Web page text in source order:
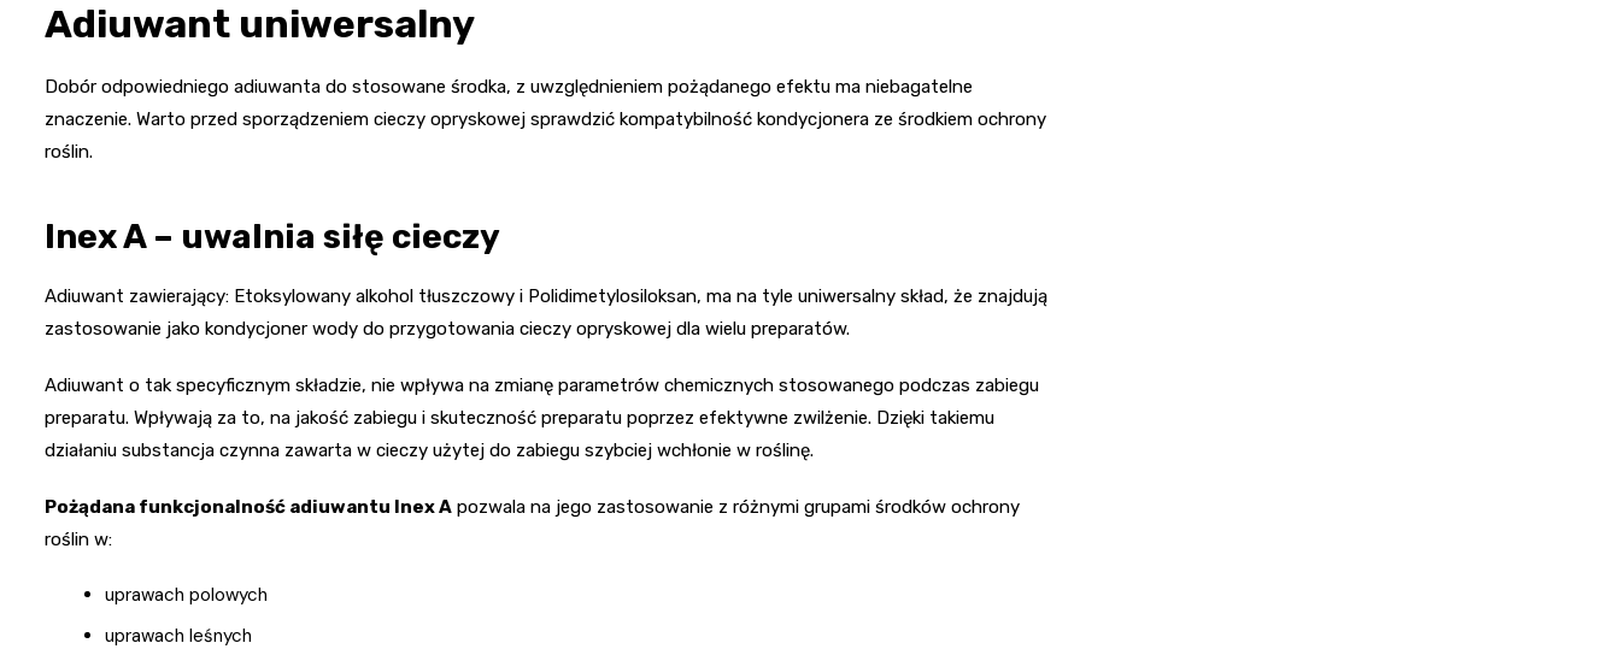
Adiuwant uniwersalny
Dobór odpowiedniego adiuwanta do stosowane środka, z uwzględnieniem pożądanego efektu ma niebagatelne
znaczenie. Warto przed sporządzeniem cieczy opryskowej sprawdzić kompatybilność kondycjonera ze środkiem ochrony
roślin.
Inex A – uwalnia siłę cieczy
Adiuwant zawierający: Etoksylowany alkohol tłuszczowy i Polidimetylosiloksan, ma na tyle uniwersalny skład, że znajdują
zastosowanie jako kondycjoner wody do przygotowania cieczy opryskowej dla wielu preparatów.
Adiuwant o tak specyficznym składzie, nie wpływa na zmianę parametrów chemicznych stosowanego podczas zabiegu
preparatu. Wpływają za to, na jakość zabiegu i skuteczność preparatu poprzez efektywne zwilżenie. Dzięki takiemu
działaniu substancja czynna zawarta w cieczy użytej do zabiegu szybciej wchłonie w roślinę.
Pożądana funkcjonalność adiuwantu Inex A pozwala na jego zastosowanie z różnymi grupami środków ochrony
roślin w:
uprawach polowych
uprawach leśnych